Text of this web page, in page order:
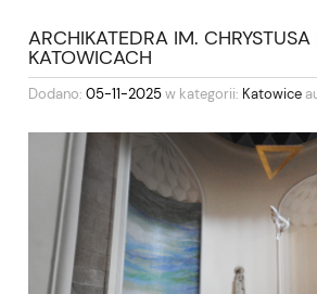
ARCHIKATEDRA IM.
KATOWICACH
Dodano: 05-11-2025w kategorii: Katowice